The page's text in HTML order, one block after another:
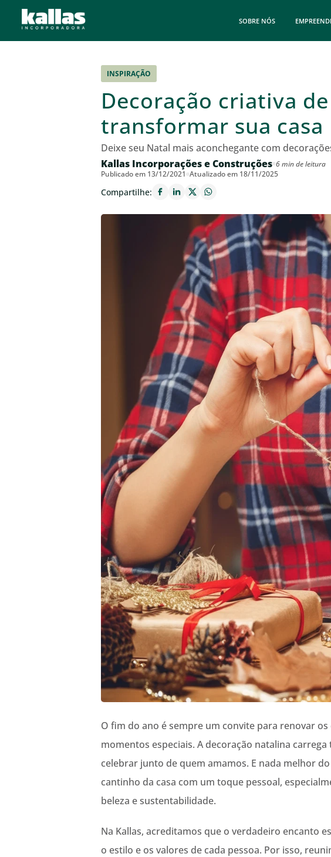
SOBRE NÓS
INSPIRAÇÃO
Decoração criativa
transformar sua casa
Deixe seu Natal mais aconchegante com
Kallas Incorporações e Construções 6 min de leitura
Publicado em 13/12/2021 Atualizado em 18/11/2025
Compartilhe:
O fim do ano é sempre um convite para renovar
momentos especiais. A decoração natalina
celebrar junto de quem amamos. E nada melhor
cantinho da casa com um toque pessoal,
beleza e sustentabilidade.
Na Kallas, acreditamos que o verdadeiro encanto
o estilo e os valores de cada pessoa. Por isso,